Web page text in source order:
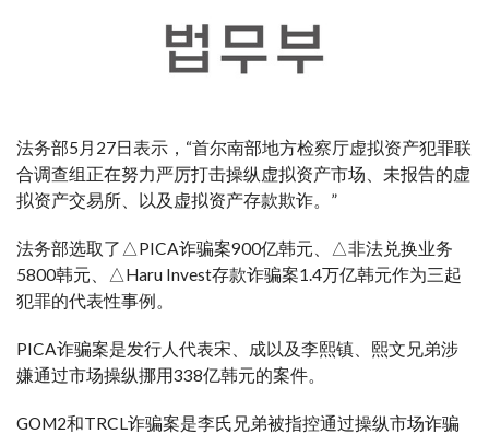
法务部5月27日表示，“首尔南部地方检察厅虚拟资产犯罪联
合调查组正在努力严厉打击操纵虚拟资产市场、未报告的虚
拟资产交易所、以及虚拟资产存款欺诈。”
法务部选取了△PICA诈骗案900亿韩元、△非法兑换业务
5800韩元、△Haru Invest存款诈骗案1.4万亿韩元作为三起
犯罪的代表性事例。
PICA诈骗案是发行人代表宋、成以及李熙镇、熙文兄弟涉
嫌通过市场操纵挪用338亿韩元的案件。
GOM2和TRCL诈骗案是李氏兄弟被指控通过操纵市场诈骗